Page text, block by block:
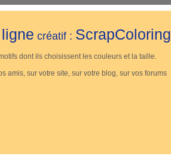
créatif : ScrapColoring
dont ils choisissent les couleurs et la taille.
amis, sur votre site, sur votre blog, sur vos forums